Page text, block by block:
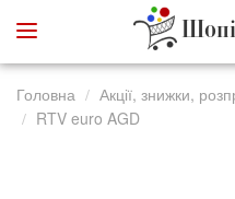
Головна
Акції, знижки,
RTV euro AGD